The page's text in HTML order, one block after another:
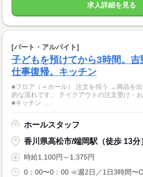
求人詳細を見る
[パート・アルバイト]
子どもを預けてから3時間。
仕事復帰。キッチン
■フロア（＝ホール） 注文を伺う →商品を出す →お
的な流れです。 テイクアウトの注文受け・
■キッチン ...
ホールスタッフ
香川県高松市/端岡駅（徒歩 13分
時給1,100円～1,375円
0：00〜0：00 ≪週2日／1日3時間〜